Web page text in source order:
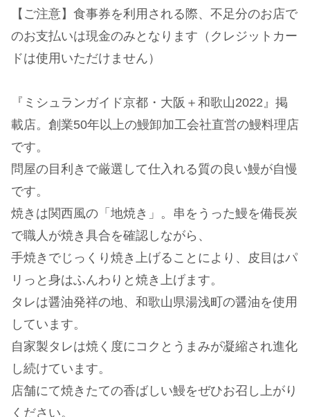
【ご注意】食事券を利用される際、不足分のお店で
のお支払いは現金のみとなります（クレジットカー
ドは使用いただけません）
『ミシュランガイド京都・大阪＋和歌山2022』掲
載店。創業50年以上の鰻卸加工会社直営の鰻料理店
です。
問屋の目利きで厳選して仕入れる質の良い鰻が自慢
です。
焼きは関西風の「地焼き」。串をうった鰻を備長炭
で職人が焼き具合を確認しながら、
手焼きでじっくり焼き上げることにより、皮目はパ
リっと身はふんわりと焼き上げます。
タレは醤油発祥の地、和歌山県湯浅町の醤油を使用
しています。
自家製タレは焼く度にコクとうまみが凝縮され進化
し続けています。
店舗にて焼きたての香ばしい鰻をぜひお召し上がり
ください。